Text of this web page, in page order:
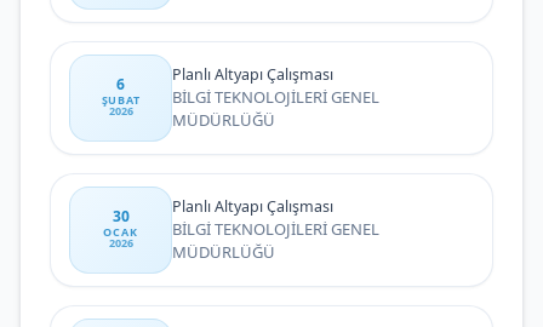
6
ŞUBAT
2026
Planlı Altyapı Çalışması
BİLGİ TEKNOLOJİLERİ GENEL
MÜDÜRLÜĞÜ
30
OCAK
2026
Planlı Altyapı Çalışması
BİLGİ TEKNOLOJİLERİ GENEL
MÜDÜRLÜĞÜ